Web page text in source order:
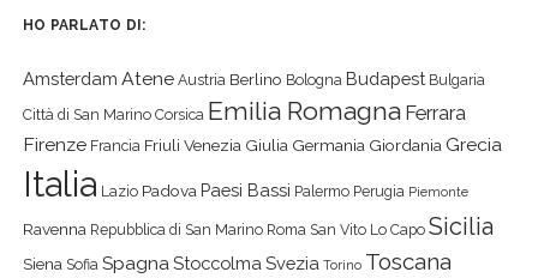
HO PARLATO DI:
Amsterdam Atene Austria Berlino Bologna Budapest Bulgaria
Città di San Marino Corsica Emilia Romagna Ferrara
Firenze Francia Friuli Venezia Giulia Germania Giordania Grecia
Italia Lazio Padova Paesi Bassi Palermo Perugia Piemonte
Ravenna Repubblica di San Marino Roma San Vito Lo Capo Sicilia
Siena Sofia SpagnaStoccolma Svezia Torino Toscana